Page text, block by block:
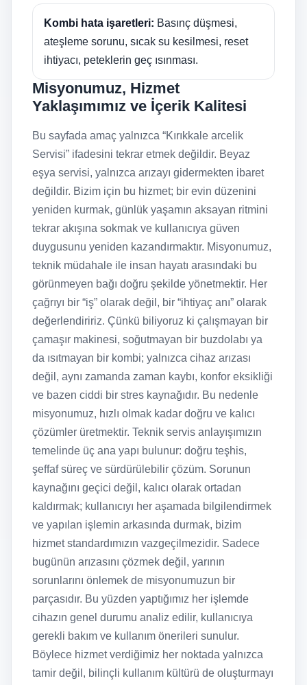
Kombi hata işaretleri: Basınç düşmesi,
ateşleme sorunu, sıcak su kesilmesi, reset
ihtiyacı, peteklerin geç ısınması.
Misyonumuz, Hizmet
Yaklaşımımız ve İçerik Kalitesi
Bu sayfada amaç yalnızca “Kırıkkale arcelik
Servisi” ifadesini tekrar etmek değildir. Beyaz
eşya servisi, yalnızca arızayı gidermekten ibaret
değildir. Bizim için bu hizmet; bir evin düzenini
yeniden kurmak, günlük yaşamın aksayan ritmini
tekrar akışına sokmak ve kullanıcıya güven
duygusunu yeniden kazandırmaktır. Misyonumuz,
teknik müdahale ile insan hayatı arasındaki bu
görünmeyen bağı doğru şekilde yönetmektir. Her
çağrıyı bir “iş” olarak değil, bir “ihtiyaç anı” olarak
değerlendiririz. Çünkü biliyoruz ki çalışmayan bir
çamaşır makinesi, soğutmayan bir buzdolabı ya
da ısıtmayan bir kombi; yalnızca cihaz arızası
değil, aynı zamanda zaman kaybı, konfor eksikliği
ve bazen ciddi bir stres kaynağıdır. Bu nedenle
misyonumuz, hızlı olmak kadar doğru ve kalıcı
çözümler üretmektir. Teknik servis anlayışımızın
temelinde üç ana yapı bulunur: doğru teşhis,
şeffaf süreç ve sürdürülebilir çözüm. Sorunun
kaynağını geçici değil, kalıcı olarak ortadan
kaldırmak; kullanıcıyı her aşamada bilgilendirmek
ve yapılan işlemin arkasında durmak, bizim
hizmet standardımızın vazgeçilmezidir. Sadece
bugünün arızasını çözmek değil, yarının
sorunlarını önlemek de misyonumuzun bir
parçasıdır. Bu yüzden yaptığımız her işlemde
cihazın genel durumu analiz edilir, kullanıcıya
gerekli bakım ve kullanım önerileri sunulur.
Böylece hizmet verdiğimiz her noktada yalnızca
tamir değil, bilinçli kullanım kültürü de oluşturmayı